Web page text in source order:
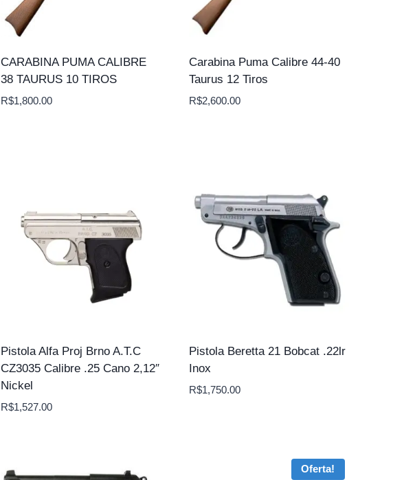
CARABINA PUMA CALIBRE
38 TAURUS 10 TIROS
R$1,800.00
Carabina Puma Calibre 44-40
Taurus 12 Tiros
R$2,600.00
Pistola Alfa Proj Brno A.T.C
CZ3035 Calibre .25 Cano 2,12″
Nickel
R$1,527.00
Pistola Beretta 21 Bobcat .22lr
Inox
R$1,750.00
Oferta!